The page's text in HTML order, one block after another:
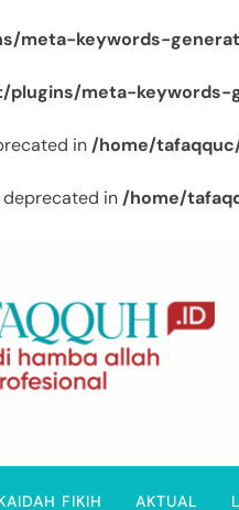
meta-keywords-
meta-keywords-
in /home/
in /home/
FIKIH AKTUAL